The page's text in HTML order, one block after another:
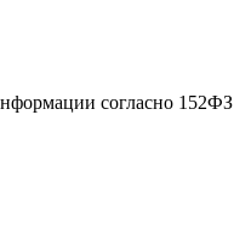
согласно 152ФЗ